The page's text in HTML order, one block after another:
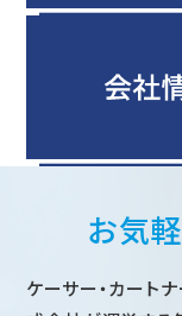
お気
ケーサー・カート